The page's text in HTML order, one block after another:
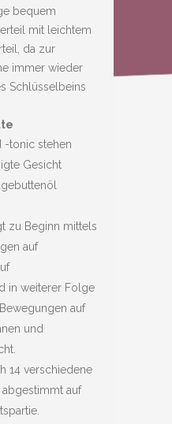
bequem
mit leichtem
da zur
immer wieder
Schlüsselbeins
-tonic stehen
Gesicht
zu Beginn mittels
auf
in weiterer Folge
auf
und
14 verschiedene
auf